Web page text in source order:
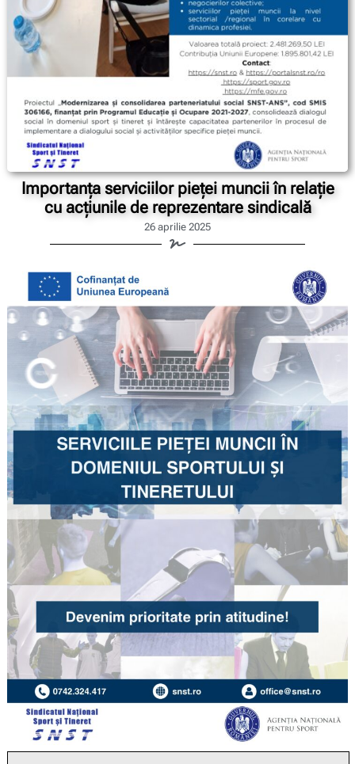
Importanța serviciilor pieței muncii în relație
cu acțiunile de reprezentare sindicală
26 aprilie 2025